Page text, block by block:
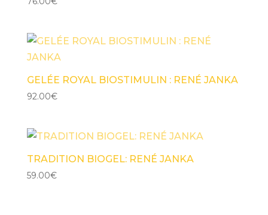
GELÉE ROYAL BIOSTIMULIN : RENÉ JANKA
92.00€
TRADITION BIOGEL: RENÉ JANKA
59.00€